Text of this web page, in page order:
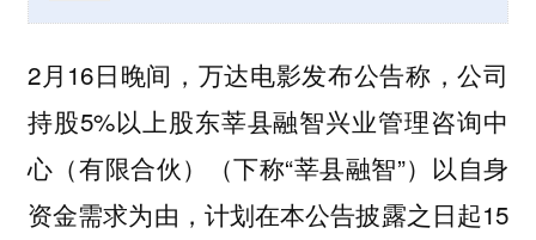
2月16日晚间，万达电影发布公告称，公司
持股5%以上股东莘县融智兴业管理咨询中
心（有限合伙）（下称“莘县融智”）以自身
资金需求为由，计划在本公告披露之日起15